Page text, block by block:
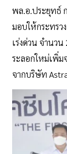
พล.อ.ประยุทธ์
มอบให้กระทรว
เร่งด่วน จำนวน
ระลอกใหม่เพิ่ม
จากบริษัท